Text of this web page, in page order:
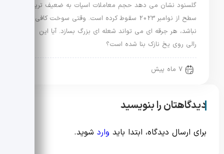
گلسنود نشان می دهد حجم معاملات اسپات به ضعیف ترین
سطح از نوامبر 2023 سقوط کرده است. وقتی سوخت کافی
نباشد، هر جرقه ای می تواند شعله ای بزرگ بسازد. آیا این
رالی روی یخ نازک بنا شده است؟
7 ماه پیش
دیدگاهتان را بنویسید
برای ارسال دیدگاه، ابتدا باید وارد شوید.